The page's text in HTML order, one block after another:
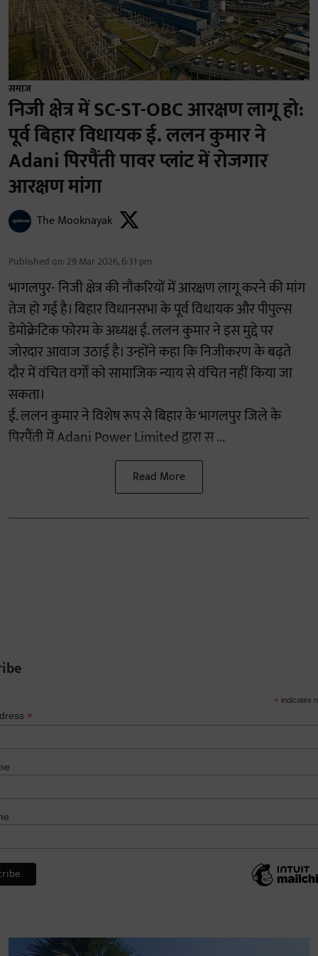
समाज
निजी क्षेत्र में SC-ST-OBC आरक्षण लागू हो:
पूर्व बिहार विधायक ई. ललन कुमार ने
Adani पिरपैंती पावर प्लांट में रोजगार
आरक्षण मांगा
The Mooknayak
Published on: 29 Mar 2026, 6:31 pm
भागलपुर- निजी क्षेत्र की नौकरियों में आरक्षण लागू करने की मांग
तेज हो गई है। बिहार विधानसभा के पूर्व विधायक और पीपुल्स
डेमोक्रेटिक फोरम के अध्यक्ष ई. ललन कुमार ने इस मुद्दे पर
जोरदार आवाज उठाई है। उन्होंने कहा कि निजीकरण के बढ़ते
दौर में वंचित वर्गों को सामाजिक न्याय से वंचित नहीं किया जा
सकता।
ई. ललन कुमार ने विशेष रूप से बिहार के भागलपुर जिले के
पिरपैंती में Adani Power Limited द्वारा स ...
Read More
* indicates
*